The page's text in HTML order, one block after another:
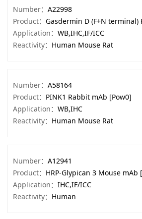
Number： A22998
Product： Gasdermin D (F+N terminal)
Application： WB,IHC,IF/ICC
Reactivity： Human Mouse Rat
Number： A58164
Product： PINK1 Rabbit mAb [Pow0]
Application： WB,IHC
Reactivity： Human Mouse Rat
Number： A12941
Product： HRP-Glypican 3 Mouse mAb
Application： IHC,IF/ICC
Reactivity： Human